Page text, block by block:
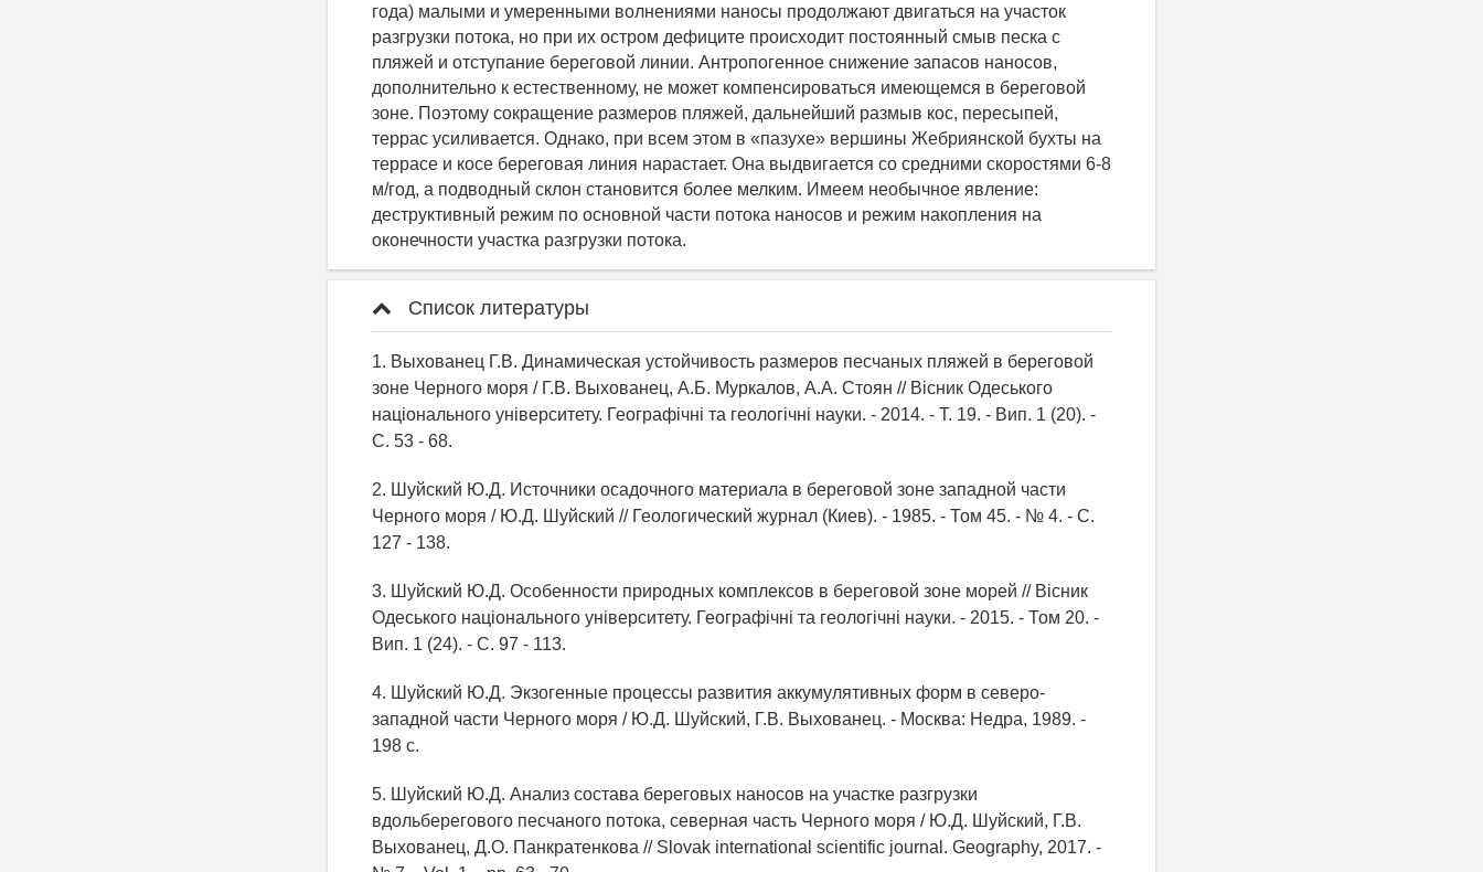
года) малыми и умеренными волнениями наносы продолжают двигаться на участок
разгрузки потока, но при их остром дефиците происходит постоянный смыв песка с
пляжей и отступание береговой линии. Антропогенное снижение запасов наносов,
дополнительно к естественному, не может компенсироваться имеющемся в береговой
зоне. Поэтому сокращение размеров пляжей, дальнейший размыв кос, пересыпей,
террас усиливается. Однако, при всем этом в «пазухе» вершины Жебриянской бухты на
террасе и косе береговая линия нарастает. Она выдвигается со средними скоростями 6-8
м/год, а подводный склон становится более мелким. Имеем необычное явление:
деструктивный режим по основной части потока наносов и режим накопления на
оконечности участка разгрузки потока.
Список литературы
1. Выхованец Г.В. Динамическая устойчивость размеров песчаных пляжей в береговой
зоне Черного моря / Г.В. Выхованец, А.Б. Муркалов, А.А. Стоян // Вісник Одеського
національного університету. Географічні та геологічні науки. - 2014. - Т. 19. - Вип. 1 (20). -
С. 53 - 68.
2. Шуйский Ю.Д. Источники осадочного материала в береговой зоне западной части
Черного моря / Ю.Д. Шуйский // Геологический журнал (Киев). - 1985. - Том 45. - № 4. - С.
127 - 138.
3. Шуйский Ю.Д. Особенности природных комплексов в береговой зоне морей // Вісник
Одеського національного університету. Географічні та геологічні науки. - 2015. - Том 20. -
Вип. 1 (24). - С. 97 - 113.
4. Шуйский Ю.Д. Экзогенные процессы развития аккумулятивных форм в северо-
западной части Черного моря / Ю.Д. Шуйский, Г.В. Выхованец. - Москва: Недра, 1989. -
198 с.
5. Шуйский Ю.Д. Анализ состава береговых наносов на участке разгрузки
вдольберегового песчаного потока, северная часть Черного моря / Ю.Д. Шуйский, Г.В.
Выхованец, Д.О. Панкратенкова // Slovak international scientific journal. Geography, 2017. -